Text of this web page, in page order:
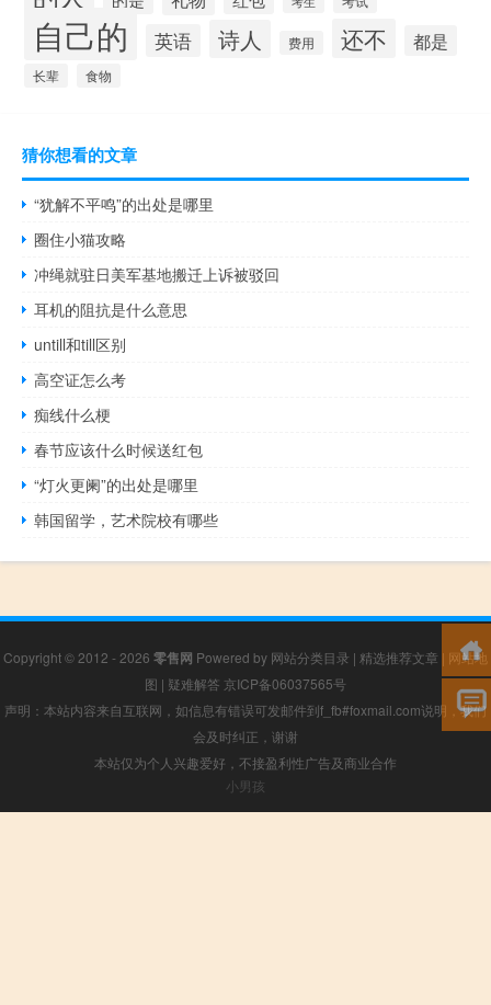
自己的 英语 诗人 费用 还不 都是
长辈 食物
猜你想看的文章
“犹解不平鸣”的出处是哪里
圈住小猫攻略
冲绳就驻日美军基地搬迁上诉被驳回
耳机的阻抗是什么意思
untill和till区别
高空证怎么考
痴线什么梗
春节应该什么时候送红包
“灯火更阑”的出处是哪里
韩国留学，艺术院校有哪些
Copyright © 2012 - 2026 零售网 Powered by 网站分类目录 | 精选推荐文章 | 网站地
图 | 疑难解答 京ICP备06037565号
声明：本站内容来自互联网，如信息有错误可发邮件到f_fb#foxmail.com说明，我们
会及时纠正，谢谢
本站仅为个人兴趣爱好，不接盈利性广告及商业合作
小男孩